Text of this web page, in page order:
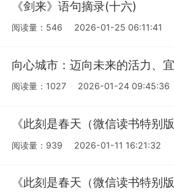
《剑来》语句摘录(十六)
阅读量：546 2026-01-25 06:11:41
向心城市：迈向未来的活力、
阅读量：1027 2026-01-24 09:45:36
《此刻是春天（微信读书特别版
阅读量：939 2026-01-11 16:21:32
《此刻是春天（微信读书特别版